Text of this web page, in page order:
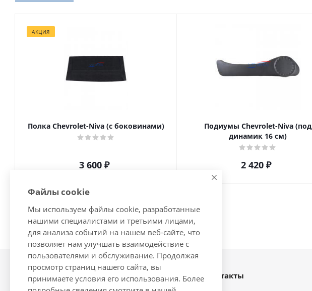
АКЦИЯ
Полка Chevrolet-Niva (с боковинами)
3 600 ₽
Подиумы Chevrolet-Niva (под
динамик 16 см)
2 420 ₽
2026 © Интернет-магазин
автозапчастей - www.vsavto.com.
Наши контакты
Файлы cookie
Мы используем файлы cookie, разработанные
нашими специалистами и третьими лицами,
для анализа событий на нашем веб-сайте, что
позволяет нам улучшать взаимодействие с
пользователями и обслуживание. Продолжая
просмотр страниц нашего сайта, вы
принимаете условия его использования. Более